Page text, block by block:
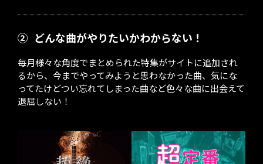
② どんな曲がやりたいかわからない！
毎月様々な角度でまとめられた特集がサイトに追加され
るから、今までやってみようと思わなかった曲、気にな
ってたけどつい忘れてしまった曲など色々な曲に出会えて
退屈しない！